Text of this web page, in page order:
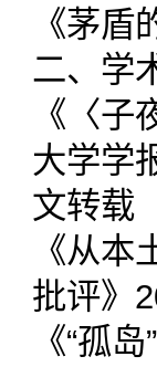
《茅盾
二、学
《〈
大学学
文转载
《从
批评》
《“孤